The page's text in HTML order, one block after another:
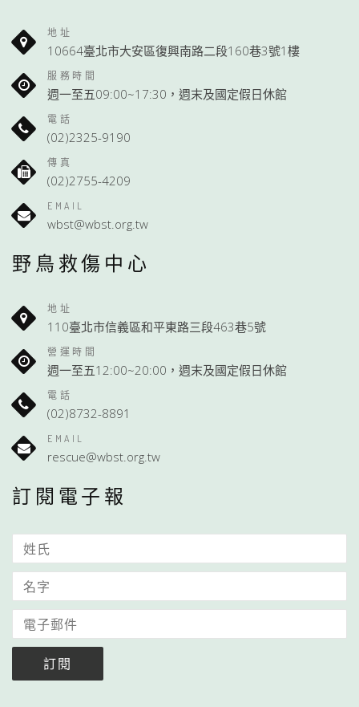
地址
10664臺北市大安區復興南路二段160巷3號1樓
服務時間
週一至五09:00~17:30，週末及國定假日休館
電話
(02)2325-9190
傳真
(02)2755-4209
EMAIL
wbst@wbst.org.tw
野鳥救傷中心
地址
110臺北市信義區和平東路三段463巷5號
營運時間
週一至五12:00~20:00，週末及國定假日休館
電話
(02)8732-8891
EMAIL
rescue@wbst.org.tw
訂閱電子報